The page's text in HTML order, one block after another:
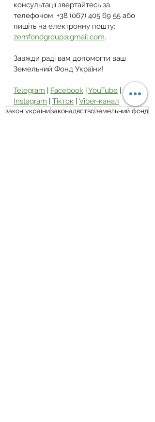
консультації звертайтесь за
телефоном: +38 (067) 405 69 55 або
пишіть на електронну пошту:
zemfondgroup@gmail.com.
Завжди раді вам допомогти ваш
Земельний Фонд України!
Telegram | Facebook | YouTube |
Instagram | Тікток | Viber-канал
закон українизаконадвствоземельний фонд